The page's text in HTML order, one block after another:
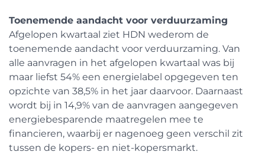
Toenemende aandacht voor verduurzaming
Afgelopen kwartaal ziet HDN wederom de
toenemende aandacht voor verduurzaming. Van
alle aanvragen in het afgelopen kwartaal was bij
maar liefst 54% een energielabel opgegeven ten
opzichte van 38,5% in het jaar daarvoor. Daarnaast
wordt bij in 14,9% van de aanvragen aangegeven
energiebesparende maatregelen mee te
financieren, waarbij er nagenoeg geen verschil zit
tussen de kopers- en niet-kopersmarkt.